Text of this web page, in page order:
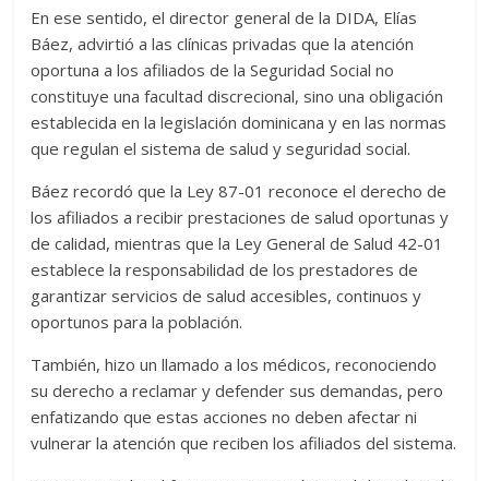
En ese sentido, el director general de la DIDA, Elías
Báez, advirtió a las clínicas privadas que la atención
oportuna a los afiliados de la Seguridad Social no
constituye una facultad discrecional, sino una obligación
establecida en la legislación dominicana y en las normas
que regulan el sistema de salud y seguridad social.
Báez recordó que la Ley 87-01 reconoce el derecho de
los afiliados a recibir prestaciones de salud oportunas y
de calidad, mientras que la Ley General de Salud 42-01
establece la responsabilidad de los prestadores de
garantizar servicios de salud accesibles, continuos y
oportunos para la población.
También, hizo un llamado a los médicos, reconociendo
su derecho a reclamar y defender sus demandas, pero
enfatizando que estas acciones no deben afectar ni
vulnerar la atención que reciben los afiliados del sistema.